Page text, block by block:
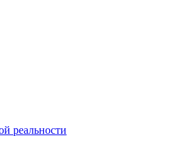
реальности